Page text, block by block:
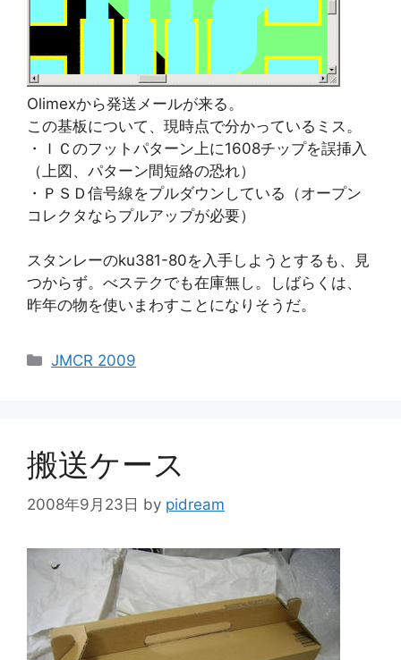
Olimexから発送メールが来る。
この基板について、現時点で分かっているミス。
・ＩＣのフットパターン上に1608チップを誤挿入
（上図、パターン間短絡の恐れ）
・ＰＳＤ信号線をプルダウンしている（オープン
コレクタならプルアップが必要）
スタンレーのku381-80を入手しようとするも、見
つからず。べステクでも在庫無し。しばらくは、
昨年の物を使いまわすことになりそうだ。
カ
ー
JMCR 2009
搬送ケース
2008年9月23日 by pidream